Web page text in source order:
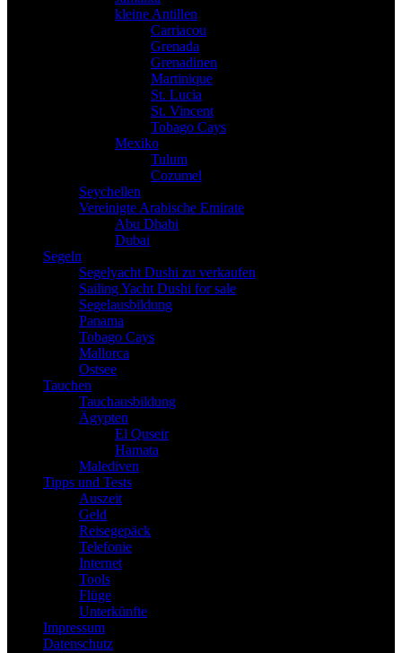
kleine Antillen
Carriacou
Grenada
Grenadinen
Martinique
St. Lucia
St. Vincent
Tobago Cays
Mexiko
Tulum
Cozumel
Seychellen
Vereinigte Arabische Emirate
Abu Dhabi
Dubai
Segeln
Segelyacht Dushi zu verkaufen
Sailing Yacht Dushi for sale
Segelausbildung
Panama
Tobago Cays
Mallorca
Ostsee
Tauchen
Tauchausbildung
Ägypten
El Quseir
Hamata
Malediven
Tipps und Tests
Auszeit
Geld
Reisegepäck
Telefonie
Internet
Tools
Flüge
Unterkünfte
Impressum
Datenschutz